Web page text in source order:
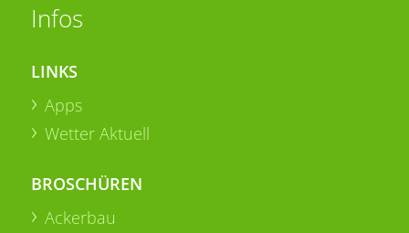
Infos
LINKS
Apps
Wetter Aktuell
BROSCHÜREN
Ackerbau